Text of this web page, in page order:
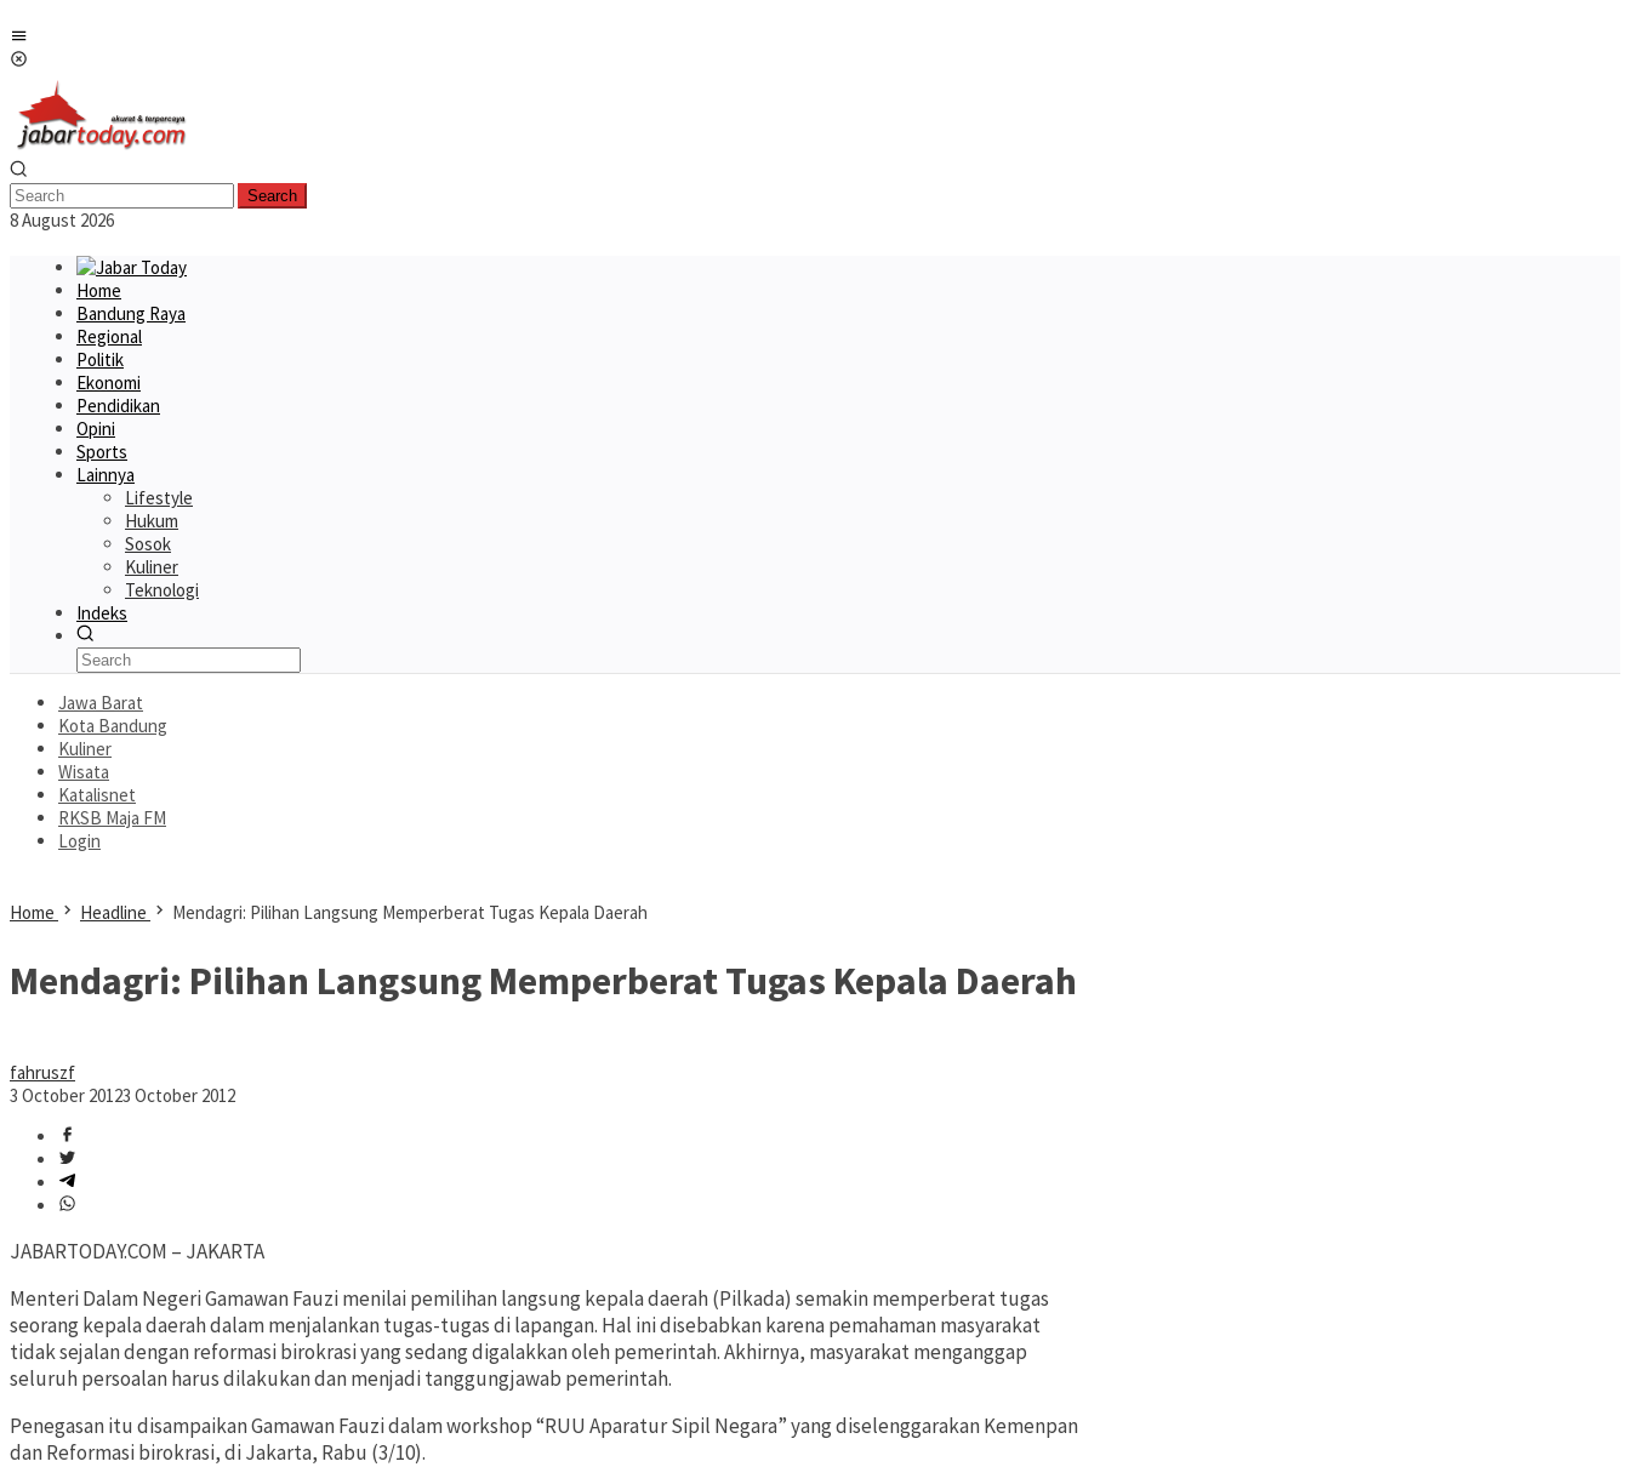
to
content
Search
8 August 2026
Home
Bandung Raya
Regional
Politik
Ekonomi
Pendidikan
Opini
Sports
Lainnya
Lifestyle
Hukum
Sosok
Kuliner
Teknologi
Indeks
Jawa Barat
Kota Bandung
Kuliner
Wisata
Katalisnet
RKSB Maja FM
Login
Home Headline Mendagri: Pilihan Langsung Memperberat Tugas Kepala Daerah
Mendagri: Pilihan Langsung Memperberat Tugas Kepala Daerah
fahruszf
3 October 20123 October 2012
JABARTODAY.COM – JAKARTA
Menteri Dalam Negeri Gamawan Fauzi menilai pemilihan langsung kepala daerah (Pilkada) semakin memperberat tugas
seorang kepala daerah dalam menjalankan tugas-tugas di lapangan. Hal ini disebabkan karena pemahaman masyarakat
tidak sejalan dengan reformasi birokrasi yang sedang digalakkan oleh pemerintah. Akhirnya, masyarakat menganggap
seluruh persoalan harus dilakukan dan menjadi tanggungjawab pemerintah.
Penegasan itu disampaikan Gamawan Fauzi dalam workshop “RUU Aparatur Sipil Negara” yang diselenggarakan Kemenpan
dan Reformasi birokrasi, di Jakarta, Rabu (3/10).